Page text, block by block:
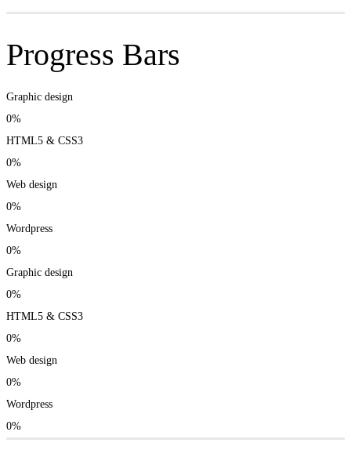
Progress Bars
Graphic design
0%
HTML5 & CSS3
0%
Web design
0%
Wordpress
0%
Graphic design
0%
HTML5 & CSS3
0%
Web design
0%
Wordpress
0%